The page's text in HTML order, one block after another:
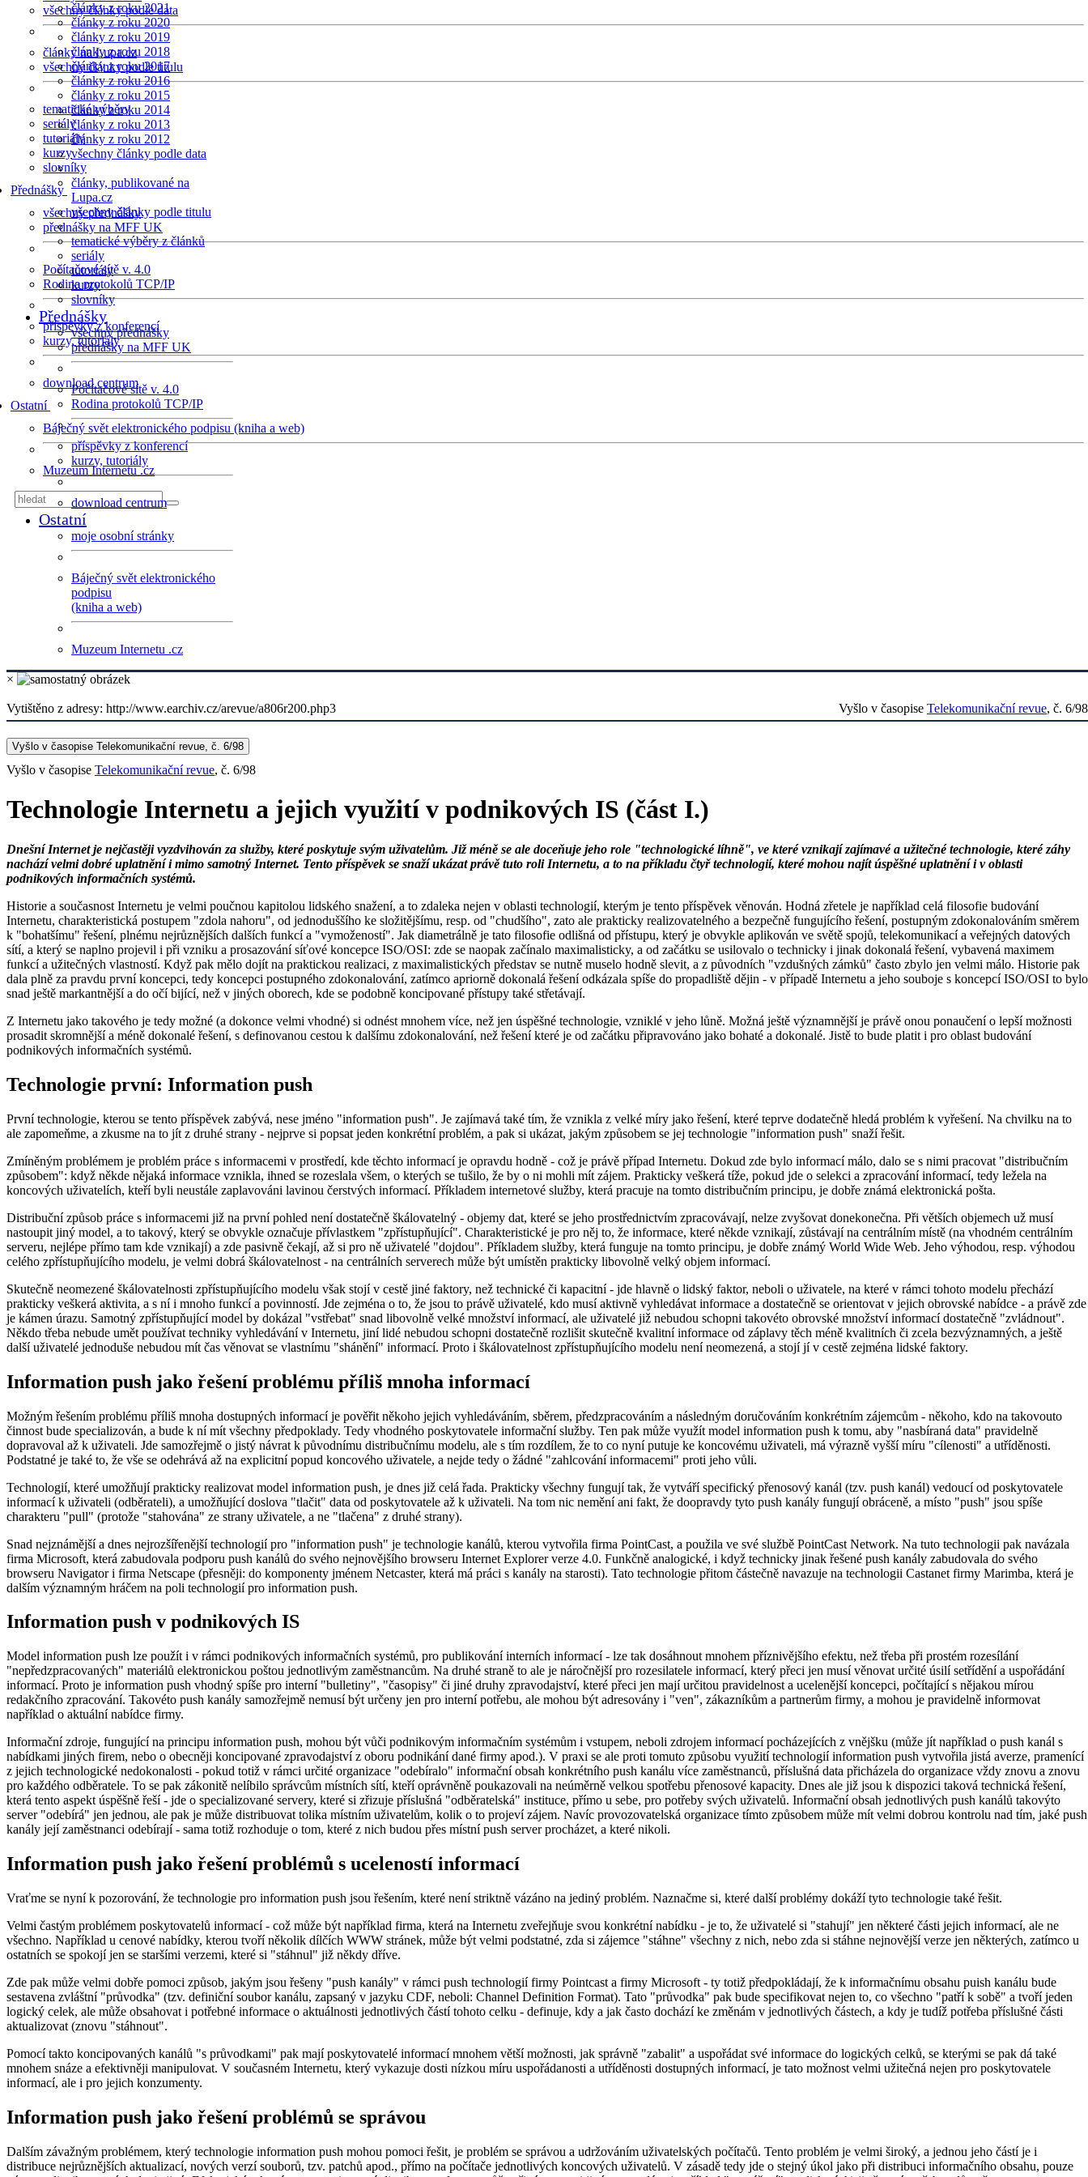
všechny články podle data
články na Lupa.cz
všechny články podle titulu
tematické výběry
seriály
tutoriály
kurzy
slovníky
Přednášky
všechny přednášky
přednášky na MFF UK
Počítačové sítě v. 4.0
Rodina protokolů TCP/IP
příspěvky z konferencí
kurzy, tutoriály
download centrum
Ostatní
Báječný svět elektronického podpisu (kniha a web)
Muzeum Internetu .cz
články z roku 2021
články z roku 2020
články z roku 2019
články z roku 2018
články z roku 2017
články z roku 2016
články z roku 2015
články z roku 2014
články z roku 2013
články z roku 2012
všechny články podle data
články, publikované na
Lupa.cz
všechny články podle titulu
tematické výběry z článků
seriály
tutoriály
kurzy
slovníky
Přednášky
všechny přednášky
přednášky na MFF UK
Počítačové sítě v. 4.0
Rodina protokolů TCP/IP
příspěvky z konferencí
kurzy, tutoriály
download centrum
Ostatní
moje osobní stránky
Báječný svět elektronického
podpisu
(kniha a web)
Muzeum Internetu .cz
×
Vyšlo v časopise Telekomunikační revue, č. 6/98
Vytištěno z adresy: http://www.earchiv.cz/arevue/a806r200.php3
Vyšlo v časopise Telekomunikační revue, č. 6/98
Vyšlo v časopise Telekomunikační revue, č. 6/98
Technologie Internetu a jejich využití v podnikových IS (část I.)
Dnešní Internet je nejčastěji vyzdvihován za služby, které poskytuje svým uživatelům. Již méně se ale doceňuje jeho role "technologické líhně", ve které vznikají zajímavé a užitečné technologie, které záhy
nachází velmi dobré uplatnění i mimo samotný Internet. Tento příspěvek se snaží ukázat právě tuto roli Internetu, a to na příkladu čtyř technologií, které mohou najít úspěšné uplatnění i v oblasti
podnikových informačních systémů.
Historie a současnost Internetu je velmi poučnou kapitolou lidského snažení, a to zdaleka nejen v oblasti technologií, kterým je tento příspěvek věnován. Hodná zřetele je například celá filosofie budování
Internetu, charakteristická postupem "zdola nahoru", od jednoduššího ke složitějšímu, resp. od "chudšího", zato ale prakticky realizovatelného a bezpečně fungujícího řešení, postupným zdokonalováním směrem
k "bohatšímu" řešení, plnému nejrůznějších dalších funkcí a "vymožeností". Jak diametrálně je tato filosofie odlišná od přístupu, který je obvykle aplikován ve světě spojů, telekomunikací a veřejných datových
sítí, a který se naplno projevil i při vzniku a prosazování síťové koncepce ISO/OSI: zde se naopak začínalo maximalisticky, a od začátku se usilovalo o technicky i jinak dokonalá řešení, vybavená maximem
funkcí a užitečných vlastností. Když pak mělo dojít na praktickou realizaci, z maximalistických představ se nutně muselo hodně slevit, a z původních "vzdušných zámků" často zbylo jen velmi málo. Historie pak
dala plně za pravdu první koncepci, tedy koncepci postupného zdokonalování, zatímco apriorně dokonalá řešení odkázala spíše do propadliště dějin - v případě Internetu a jeho souboje s koncepcí ISO/OSI to bylo
snad ještě markantnější a do očí bijící, než v jiných oborech, kde se podobně koncipované přístupy také střetávají.
Z Internetu jako takového je tedy možné (a dokonce velmi vhodné) si odnést mnohem více, než jen úspěšné technologie, vzniklé v jeho lůně. Možná ještě významnější je právě onou ponaučení o lepší možnosti
prosadit skromnější a méně dokonalé řešení, s definovanou cestou k dalšímu zdokonalování, než řešení které je od začátku připravováno jako bohaté a dokonalé. Jistě to bude platit i pro oblast budování
podnikových informačních systémů.
Technologie první: Information push
První technologie, kterou se tento příspěvek zabývá, nese jméno "information push". Je zajímavá také tím, že vznikla z velké míry jako řešení, které teprve dodatečně hledá problém k vyřešení. Na chvilku na to
ale zapomeňme, a zkusme na to jít z druhé strany - nejprve si popsat jeden konkrétní problém, a pak si ukázat, jakým způsobem se jej technologie "information push" snaží řešit.
Zmíněným problémem je problém práce s informacemi v prostředí, kde těchto informací je opravdu hodně - což je právě případ Internetu. Dokud zde bylo informací málo, dalo se s nimi pracovat "distribučním
způsobem": když někde nějaká informace vznikla, ihned se rozeslala všem, o kterých se tušilo, že by o ni mohli mít zájem. Prakticky veškerá tíže, pokud jde o selekci a zpracování informací, tedy ležela na
koncových uživatelích, kteří byli neustále zaplavováni lavinou čerstvých informací. Příkladem internetové služby, která pracuje na tomto distribučním principu, je dobře známá elektronická pošta.
Distribuční způsob práce s informacemi již na první pohled není dostatečně škálovatelný - objemy dat, které se jeho prostřednictvím zpracovávají, nelze zvyšovat donekonečna. Při větších objemech už musí
nastoupit jiný model, a to takový, který se obvykle označuje přívlastkem "zpřístupňující". Charakteristické je pro něj to, že informace, které někde vznikají, zůstávají na centrálním místě (na vhodném centrálním
serveru, nejlépe přímo tam kde vznikají) a zde pasivně čekají, až si pro ně uživatelé "dojdou". Příkladem služby, která funguje na tomto principu, je dobře známý World Wide Web. Jeho výhodou, resp. výhodou
celého zpřístupňujícího modelu, je velmi dobrá škálovatelnost - na centrálních serverech může být umístěn prakticky libovolně velký objem informací.
Skutečně neomezené škálovatelnosti zpřístupňujícího modelu však stojí v cestě jiné faktory, než technické či kapacitní - jde hlavně o lidský faktor, neboli o uživatele, na které v rámci tohoto modelu přechází
prakticky veškerá aktivita, a s ní i mnoho funkcí a povinností. Jde zejména o to, že jsou to právě uživatelé, kdo musí aktivně vyhledávat informace a dostatečně se orientovat v jejich obrovské nabídce - a právě zde
je kámen úrazu. Samotný zpřístupňující model by dokázal "vstřebat" snad libovolně velké množství informací, ale uživatelé již nebudou schopni takovéto obrovské množství informací dostatečně "zvládnout".
Někdo třeba nebude umět používat techniky vyhledávání v Internetu, jiní lidé nebudou schopni dostatečně rozlišit skutečně kvalitní informace od záplavy těch méně kvalitních či zcela bezvýznamných, a ještě
další uživatelé jednoduše nebudou mít čas věnovat se vlastnímu "shánění" informací. Proto i škálovatelnost zpřístupňujícího modelu není neomezená, a stojí jí v cestě zejména lidské faktory.
Information push jako řešení problému příliš mnoha informací
Možným řešením problému příliš mnoha dostupných informací je pověřit někoho jejich vyhledáváním, sběrem, předzpracováním a následným doručováním konkrétním zájemcům - někoho, kdo na takovouto
činnost bude specializován, a bude k ní mít všechny předpoklady. Tedy vhodného poskytovatele informační služby. Ten pak může využít model information push k tomu, aby "nasbíraná data" pravidelně
dopravoval až k uživateli. Jde samozřejmě o jistý návrat k původnímu distribučnímu modelu, ale s tím rozdílem, že to co nyní putuje ke koncovému uživateli, má výrazně vyšší míru "cílenosti" a utříděnosti.
Podstatné je také to, že vše se odehrává až na explicitní popud koncového uživatele, a nejde tedy o žádné "zahlcování informacemi" proti jeho vůli.
Technologií, které umožňují prakticky realizovat model information push, je dnes již celá řada. Prakticky všechny fungují tak, že vytváří specifický přenosový kanál (tzv. push kanál) vedoucí od poskytovatele
informací k uživateli (odběrateli), a umožňující doslova "tlačit" data od poskytovatele až k uživateli. Na tom nic nemění ani fakt, že doopravdy tyto push kanály fungují obráceně, a místo "push" jsou spíše
charakteru "pull" (protože "stahována" ze strany uživatele, a ne "tlačena" z druhé strany).
Snad nejznámější a dnes nejrozšířenější technologií pro "information push" je technologie kanálů, kterou vytvořila firma PointCast, a použila ve své službě PointCast Network. Na tuto technologii pak navázala
firma Microsoft, která zabudovala podporu push kanálů do svého nejnovějšího browseru Internet Explorer verze 4.0. Funkčně analogické, i když technicky jinak řešené push kanály zabudovala do svého
browseru Navigator i firma Netscape (přesněji: do komponenty jménem Netcaster, která má práci s kanály na starosti). Tato technologie přitom částečně navazuje na technologii Castanet firmy Marimba, která je
dalším významným hráčem na poli technologií pro information push.
Information push v podnikových IS
Model information push lze použít i v rámci podnikových informačních systémů, pro publikování interních informací - lze tak dosáhnout mnohem příznivějšího efektu, než třeba při prostém rozesílání
"nepředzpracovaných" materiálů elektronickou poštou jednotlivým zaměstnancům. Na druhé straně to ale je náročnější pro rozesilatele informací, který přeci jen musí věnovat určité úsilí setřídění a uspořádání
informací. Proto je information push vhodný spíše pro interní "bulletiny", "časopisy" či jiné druhy zpravodajství, které přeci jen mají určitou pravidelnost a ucelenější koncepci, počítající s nějakou mírou
redakčního zpracování. Takovéto push kanály samozřejmě nemusí být určeny jen pro interní potřebu, ale mohou být adresovány i "ven", zákazníkům a partnerům firmy, a mohou je pravidelně informovat
například o aktuální nabídce firmy.
Informační zdroje, fungující na principu information push, mohou být vůči podnikovým informačním systémům i vstupem, neboli zdrojem informací pocházejících z vnějšku (může jít například o push kanál s
nabídkami jiných firem, nebo o obecněji koncipované zpravodajství z oboru podnikání dané firmy apod.). V praxi se ale proti tomuto způsobu využití technologií information push vytvořila jistá averze, pramenící
z jejich technologické nedokonalosti - pokud totiž v rámci určité organizace "odebíralo" informační obsah konkrétního push kanálu více zaměstnanců, příslušná data přicházela do organizace vždy znovu a znovu
pro každého odběratele. To se pak zákonitě nelíbilo správcům místních sítí, kteří oprávněně poukazovali na neúměrně velkou spotřebu přenosové kapacity. Dnes ale již jsou k dispozici taková technická řešení,
která tento aspekt úspěšně řeší - jde o specializované servery, které si zřizuje příslušná "odběratelská" instituce, přímo u sebe, pro potřeby svých uživatelů. Informační obsah jednotlivých push kanálů takovýto
server "odebírá" jen jednou, ale pak je může distribuovat tolika místním uživatelům, kolik o to projeví zájem. Navíc provozovatelská organizace tímto způsobem může mít velmi dobrou kontrolu nad tím, jaké push
kanály její zaměstnanci odebírají - sama totiž rozhoduje o tom, které z nich budou přes místní push server procházet, a které nikoli.
Information push jako řešení problémů s uceleností informací
Vraťme se nyní k pozorování, že technologie pro information push jsou řešením, které není striktně vázáno na jediný problém. Naznačme si, které další problémy dokáží tyto technologie také řešit.
Velmi častým problémem poskytovatelů informací - což může být například firma, která na Internetu zveřejňuje svou konkrétní nabídku - je to, že uživatelé si "stahují" jen některé části jejich informací, ale ne
všechno. Například u cenové nabídky, kterou tvoří několik dílčích WWW stránek, může být velmi podstatné, zda si zájemce "stáhne" všechny z nich, nebo zda si stáhne nejnovější verze jen některých, zatímco u
ostatních se spokojí jen se staršími verzemi, které si "stáhnul" již někdy dříve.
Zde pak může velmi dobře pomoci způsob, jakým jsou řešeny "push kanály" v rámci push technologií firmy Pointcast a firmy Microsoft - ty totiž předpokládají, že k informačnímu obsahu puish kanálu bude
sestavena zvláštní "průvodka" (tzv. definiční soubor kanálu, zapsaný v jazyku CDF, neboli: Channel Definition Format). Tato "průvodka" pak bude specifikovat nejen to, co všechno "patří k sobě" a tvoří jeden
logický celek, ale může obsahovat i potřebné informace o aktuálnosti jednotlivých částí tohoto celku - definuje, kdy a jak často dochází ke změnám v jednotlivých částech, a kdy je tudíž potřeba příslušné části
aktualizovat (znovu "stáhnout".
Pomocí takto koncipovaných kanálů "s průvodkami" pak mají poskytovatelé informací mnohem větší možnosti, jak správně "zabalit" a uspořádat své informace do logických celků, se kterými se pak dá také
mnohem snáze a efektivněji manipulovat. V současném Internetu, který vykazuje dosti nízkou míru uspořádanosti a utříděnosti dostupných informací, je tato možnost velmi užitečná nejen pro poskytovatele
informací, ale i pro jejich konzumenty.
Information push jako řešení problémů se správou
Dalším závažným problémem, který technologie information push mohou pomoci řešit, je problém se správou a udržováním uživatelských počítačů. Tento problém je velmi široký, a jednou jeho částí je i
distribuce nejrůznějších aktualizací, nových verzí souborů, tzv. patchů apod., přímo na počítače jednotlivých koncových uživatelů. V zásadě tedy jde o stejný úkol jako při distribuci informačního obsahu, pouze